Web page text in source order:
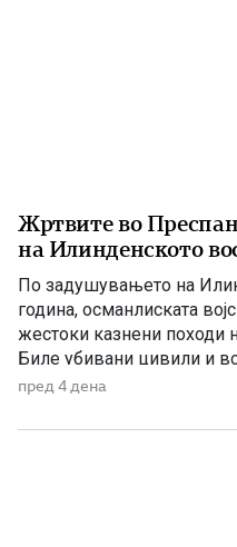
Жртвите во
на Илинденското
По задушувањето на
година, османлиската
жестоки казнени походи
Биле убивани цивили и
села, ограбувани куќи,
планините и во трските
пред 4 дена